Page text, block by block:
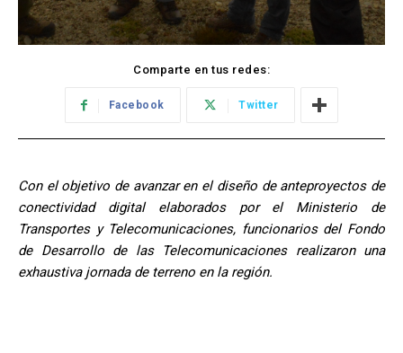
Comparte en tus redes:
Facebook Twitter
Con el objetivo de avanzar en el diseño de anteproyectos de
conectividad digital elaborados por el Ministerio de
Transportes y Telecomunicaciones, funcionarios del Fondo
de Desarrollo de las Telecomunicaciones realizaron una
exhaustiva jornada de terreno en la región.